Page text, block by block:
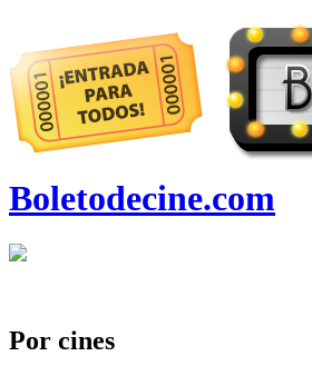
Boletodecine.com
Por cines